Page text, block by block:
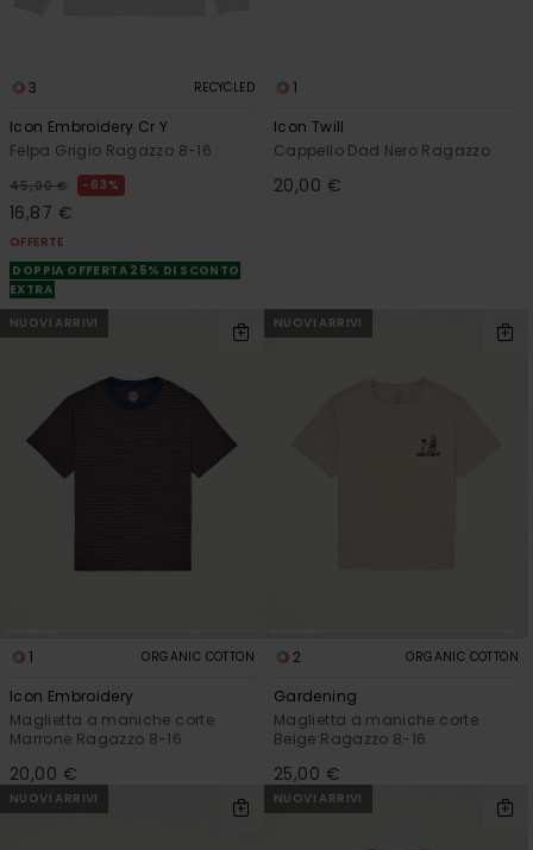
3 RECYCLED
Icon Embroidery Cr Y
Felpa Grigio Ragazzo 8-16
45,00 € 63%
16,87 €
OFFERTE
DOPPIA OFFERTA 25% DI SCONTO
EXTRA
1
Icon Twill
Cappello Dad Nero Ragazzo
20,00 €
NUOVI ARRIVI
1 ORGANIC COTTON
Icon Embroidery
Maglietta a maniche corte
Marrone Ragazzo 8-16
20,00 €
NUOVI ARRIVI
2 ORGANIC COTTON
Gardening
Maglietta a maniche corte
Beige Ragazzo 8-16
25,00 €
NUOVI ARRIVI NUOVI ARRIVI